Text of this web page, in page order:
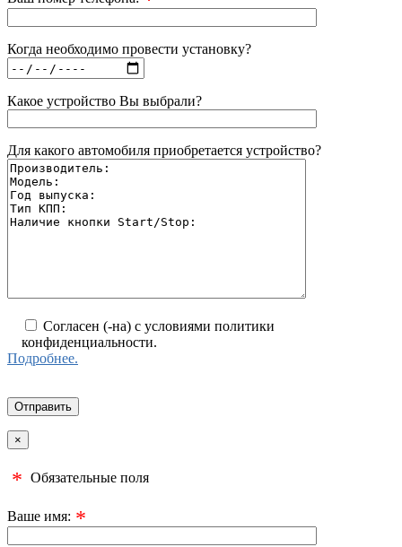
Когда необходимо провести установку?
Какое устройство Вы выбрали?
Для какого автомобиля приобретается устройство?
Согласен (-на) с условиями политики
конфиденциальности.
Подробнее.
×
* Обязательные поля
Ваше имя: *